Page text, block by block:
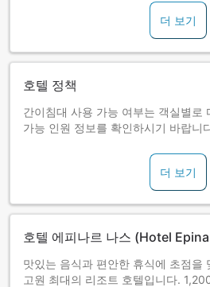
더 보기
호텔 정책
간이침대 사용 가능 여부는 객실별로
가능 인원 정보를 확인하시기 바랍니
더 보기
호텔 에피나르 나스 (Hotel
맛있는 음식과 편안한 휴식에 초점을
고원 최대의 리조트 호텔입니다.